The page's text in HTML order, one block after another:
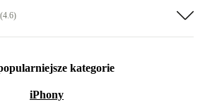
(4.6)
kategorie
iPhony